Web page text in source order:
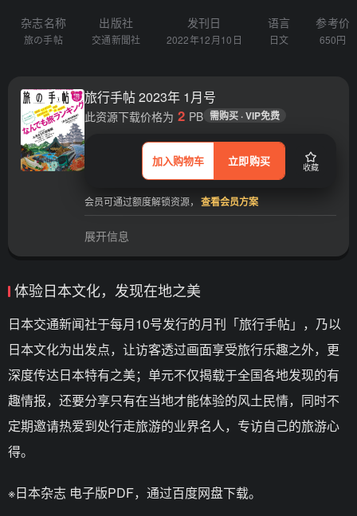
杂志名称
旅の手帖
出版社
交通新聞社
发刊日
2022年12月10日
语言
日文
参考价
650円
旅行手帖 2023年 1月号
加入购物车 立即购买 收藏
此资源下载价格为 2 PB 需购买 · VIP免费
会员可通过额度解锁资源， 查看会员方案
展开信息
体验日本文化，发现在地之美
日本交通新闻社于每月10号发行的月刊「旅行手帖」，乃以
日本文化为出发点，让访客透过画面享受旅行乐趣之外，更
深度传达日本特有之美；单元不仅揭载于全国各地发现的有
趣情报，还要分享只有在当地才能体验的风土民情，同时不
定期邀请热爱到处行走旅游的业界名人，专访自己的旅游心
得。
※日本杂志 电子版PDF，通过百度网盘下载。